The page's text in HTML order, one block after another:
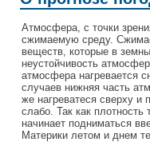
Атмосфера, с точки
сжимаемую среду.
веществ, которые в
неустойчивость
атмосфера нагревается
случаев нижняя часть
же нагреватеся сверху и
слабо. Так как
начинает подниматься
Материки летом и днем